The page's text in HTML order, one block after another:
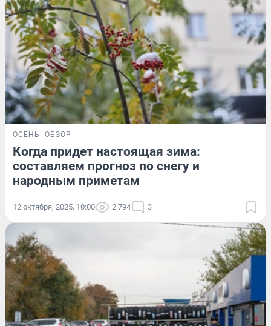
ОСЕНЬ ОБЗОР
Когда придет настоящая зима:
составляем прогноз по снегу и
народным приметам
12 октября, 2025, 10:00 2 794 3